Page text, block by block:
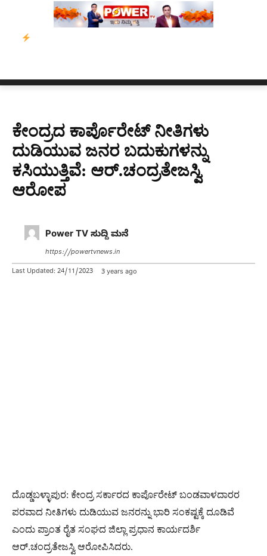
ಎಐಯಿಂದ ಸಂಕಷ್ಟ: ಆಸ್ಟ್ರೇಲಿಯಾದಲ್ಲಿ ಚಂದಾದಾರಿಕೆ ಕುಸಿತ
ಕೇಂದ್ರದ ಕಾರ್ಪೊರೇಟ್ ‌ನೀತಿಗಳು
ದುಡಿಯುವ ಜನರ ಬದುಕುಗಳನ್ನು
ಕಸಿಯುತ್ತಿವೆ: ಆರ್.ಚಂದ್ರತೇಜಸ್ವಿ
ಆರೋಪ
Power TV ಸುದ್ದಿ ಮನೆ
https://powertvnews.in
Last Updated: 24/11/2023 3 years ago
ದೊಡ್ಡಬಳ್ಳಾಪುರ: ಕೇಂದ್ರ ಸರ್ಕಾರದ ಕಾರ್ಪೊರೇಟ್ ಬಂಡವಾಳದಾರರ
ಪರವಾದ ‌ನೀತಿಗಳು ದುಡಿಯುವ ಜನರನ್ನು ಭಾರಿ ಸಂಕಷ್ಟಕ್ಕೆ ದೂಡಿವೆ
ಎಂದು ಪ್ರಾಂತ ರೈತ ಸಂಘದ ಜಿಲ್ಲಾ ಪ್ರಧಾನ ಕಾರ್ಯದರ್ಶಿ
ಆರ್.ಚಂದ್ರತೇಜಸ್ವಿ ಆರೋಪಿಸಿದರು.